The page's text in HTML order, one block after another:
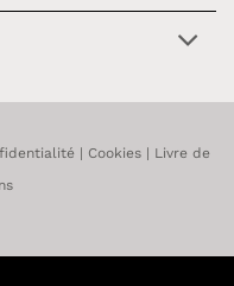
Cookies
Livre de